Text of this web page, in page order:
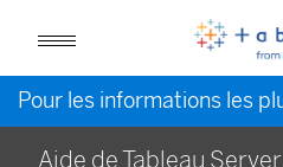
Aide de Tableau